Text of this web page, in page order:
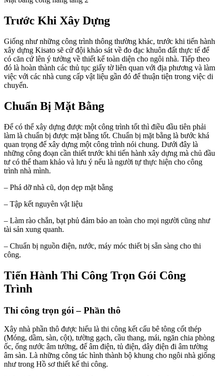
Trước Khi Xây Dựng
Giống như những công trình thông thường khác, trước khi tiến hành
xây dựng Kisato sẽ cử đội khảo sát về đo đạc khuôn đất thực tế để
có căn cứ lên ý tưởng về thiết kế toàn diện cho ngôi nhà. Tiếp theo
đó là hoàn thành các thủ tục giấy tờ liên quan với địa phương và làm
việc với các nhà cung cấp vật liệu gần đó để thuận tiện trong việc di
chuyển.
Chuẩn Bị Mặt Bằng
Để có thể xây dựng được một công trình tốt thì điều đầu tiên phải
làm là chuẩn bị được mặt bằng tốt. Chuẩn bị mặt bằng là bước khá
quan trọng để xây dựng một công trình nói chung. Dưới đây là
những công đoạn cần thiết trước khi tiến hành xây dựng mà chủ đầu
tư có thể tham khảo và lưu ý nếu là người tự thực hiện cho công
trình nhà mình.
– Phá dỡ nhà cũ, dọn dẹp mặt bằng
– Tập kết nguyên vật liệu
– Làm rào chắn, bạt phủ đảm bảo an toàn cho mọi người cũng như
tài sản xung quanh.
– Chuẩn bị nguồn điện, nước, máy móc thiết bị sẵn sàng cho thi
công.
Tiến Hành Thi Công Trọn Gói Công
Trình
Thi công trọn gói – Phần thô
Xây nhà phần thô được hiểu là thi công kết cấu bê tông cốt thép
(Móng, dầm, sàn, cột), tường gạch, cầu thang, mái, ngăn chia phòng
ốc, ống nước âm tường, đế âm điện, tủ điện, dây điện đi âm tường
âm sàn. Là những công tác hình thành bộ khung cho ngôi nhà giống
như trong Hồ sơ thiết kế thi công.